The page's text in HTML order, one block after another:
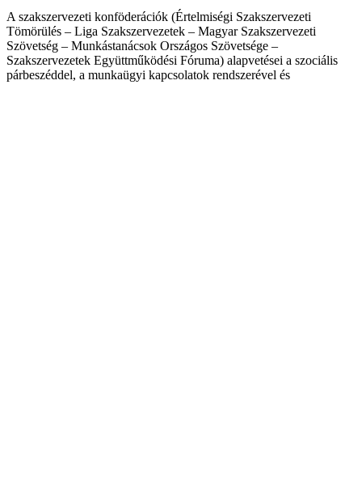
A szakszervezeti konföderációk (Értelmiségi Szakszervezeti
Tömörülés – Liga Szakszervezetek – Magyar Szakszervezeti
Szövetség – Munkástanácsok Országos Szövetsége –
Szakszervezetek Együttműködési Fóruma) alapvetései a szociális
párbeszéddel, a munkaügyi kapcsolatok rendszerével és